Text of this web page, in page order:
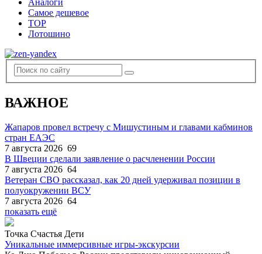
Аналоги
Самое дешевое
TOP
Лотошино
ВАЖНОЕ
Жапаров провел встречу с Мишустиным и главами кабминов
стран ЕАЭС
7 августа 2026 69
В Швеции сделали заявление о расчленении России
7 августа 2026 64
Ветеран СВО рассказал, как 20 дней удерживал позиции в
полуокружении ВСУ
7 августа 2026 64
показать ещё
Точка Счастья Дети
Уникальные иммерсивные игры-экскурсии